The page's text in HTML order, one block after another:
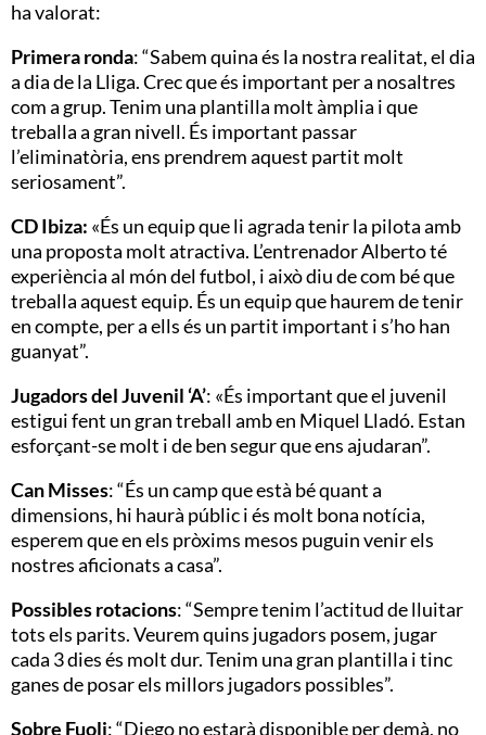
ha valorat:
Primera ronda: “Sabem quina és la nostra realitat, el dia
a dia de la Lliga. Crec que és important per a nosaltres
com a grup. Tenim una plantilla molt àmplia i que
treballa a gran nivell. És important passar
l’eliminatòria, ens prendrem aquest partit molt
seriosament”.
CD Ibiza: «És un equip que li agrada tenir la pilota amb
una proposta molt atractiva. L’entrenador Alberto té
experiència al món del futbol, i això diu de com bé que
treballa aquest equip. És un equip que haurem de tenir
en compte, per a ells és un partit important i s’ho han
guanyat”.
Jugadors del Juvenil ‘A’: «És important que el juvenil
estigui fent un gran treball amb en Miquel Lladó. Estan
esforçant-se molt i de ben segur que ens ajudaran”.
Can Misses: “És un camp que està bé quant a
dimensions, hi haurà públic i és molt bona notícia,
esperem que en els pròxims mesos puguin venir els
nostres aficionats a casa”.
Possibles rotacions: “Sempre tenim l’actitud de lluitar
tots els parits. Veurem quins jugadors posem, jugar
cada 3 dies és molt dur. Tenim una gran plantilla i tinc
ganes de posar els millors jugadors possibles”.
Sobre Fuoli: “Diego no estarà disponible per demà, no